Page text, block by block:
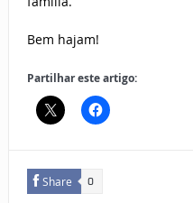
Bem hajam!
Partilhar este artigo:
Share 0